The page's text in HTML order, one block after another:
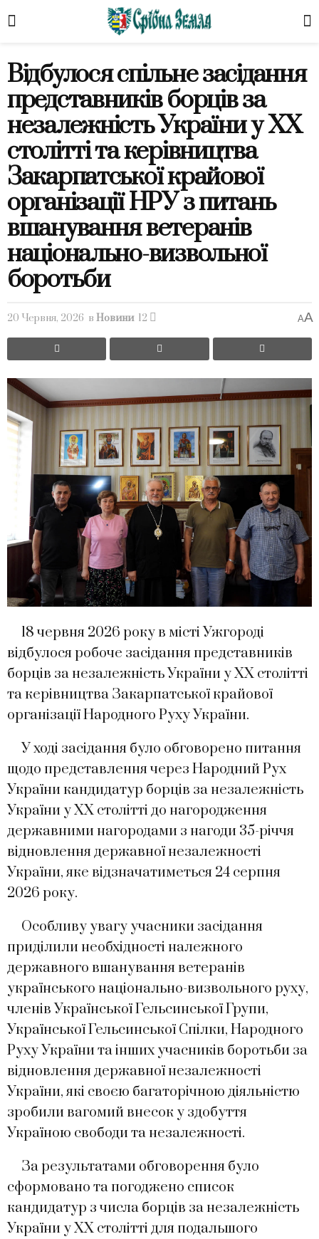
Відбулося спільне засідання
представників борців за
незалежність України у ХХ
столітті та керівництва
Закарпатської крайової
організації НРУ з питань
вшанування ветеранів
національно-визвольної
боротьби
20 Червня, 2026 в Новини 12 AA
18 червня 2026 року в місті Ужгороді
відбулося робоче засідання представників
борців за незалежність України у ХХ столітті
та керівництва Закарпатської крайової
організації Народного Руху України.
У ході засідання було обговорено питання
щодо представлення через Народний Рух
України кандидатур борців за незалежність
України у ХХ столітті до нагородження
державними нагородами з нагоди 35-річчя
відновлення державної незалежності
України, яке відзначатиметься 24 серпня
2026 року.
Особливу увагу учасники засідання
приділили необхідності належного
державного вшанування ветеранів
українського національно-визвольного руху,
членів Української Гельсинської Групи,
Української Гельсинської Спілки, Народного
Руху України та інших учасників боротьби за
відновлення державної незалежності
України, які своєю багаторічною діяльністю
зробили вагомий внесок у здобуття
Україною свободи та незалежності.
За результатами обговорення було
сформовано та погоджено список
кандидатур з числа борців за незалежність
України у ХХ столітті для подальшого